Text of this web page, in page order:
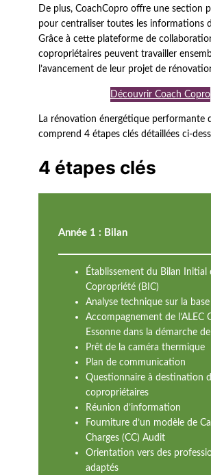
De plus, CoachCopro offre une section
pour centraliser toutes les informations
Grâce à cette plateforme de
copropriétaires peuvent travailler
l’avancement de leur projet de
Découvrir Coach Copro
La rénovation énergétique performante
comprend 4 étapes clés détaillées ci-
4 étapes clés
Année 1 : Bilan
Établissement du Bilan Initial
Copropriété (BIC)
Analyse technique sur la
Accompagnement de l’ALEC
Essonne dans la démarche
Prêt de la caméra thermique
Plan de communication
Questionnaire à destination
copropriétaires
Réunion d’information
Fourniture d’un modèle de
Charges (CC) Audit
Orientation vers des
adaptés